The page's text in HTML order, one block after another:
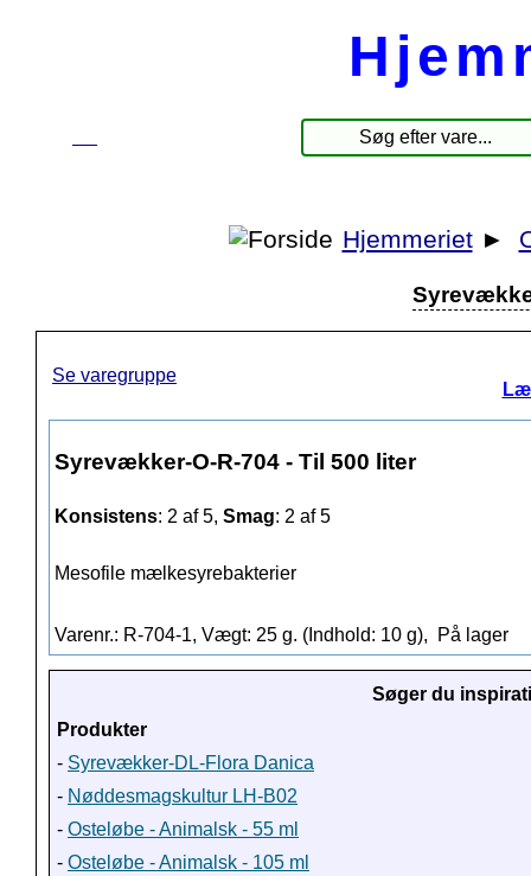
Hjemmeriet ►
Se varegruppe
Syrevækker-O-R-704 - Til 500 liter
Konsistens: 2 af 5, Smag: 2 af 5
Mesofile mælkesyrebakterier
Varenr.: R-704-1, Vægt: 25 g. (Indhold: 10 g), På lager
Søger du
Produkter
- Syrevækker-DL-Flora Danica
- Nøddesmagskultur LH-B02
- Osteløbe - Animalsk - 55 ml
- Osteløbe - Animalsk - 105 ml